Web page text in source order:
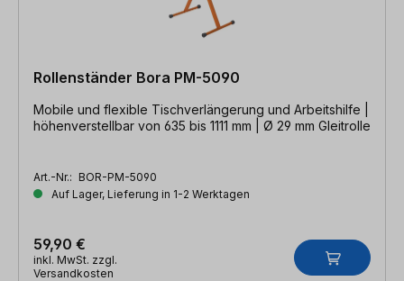
Rollenständer Bora PM-5090
Mobile und flexible Tischverlängerung und Arbeitshilfe |
höhenverstellbar von 635 bis 1111 mm | Ø 29 mm Gleitrolle
Art.-Nr.: BOR-PM-5090
Auf Lager, Lieferung in 1-2 Werktagen
59,90 €
inkl. MwSt. zzgl.
Versandkosten